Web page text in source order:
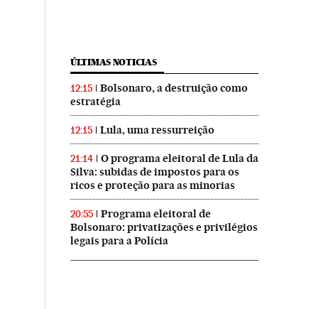
ÚLTIMAS NOTICIAS
12:15
Bolsonaro, a destruição como
estratégia
12:15 Lula, uma ressurreição
21:14
O programa eleitoral de Lula da
Silva: subidas de impostos para os
ricos e proteção para as minorias
20:55
Programa eleitoral de
Bolsonaro: privatizações e privilégios
legais para a Polícia